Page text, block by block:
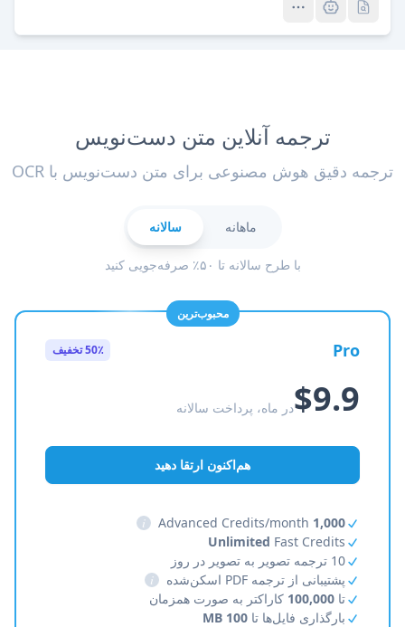
ترجمه آنلاین متن دست‌نویس
ترجمه دقیق هوش مصنوعی برای متن دست‌نویس با OCR
ماهانه سالانه
با طرح سالانه تا ۵۰٪ صرفه‌جویی کنید
محبوب‌ترین
Pro 50٪ تخفیف
$9.9در ماه، پرداخت سالانه
هم‌اکنون ارتقا دهید
1,000
i
Unlimited Fast Credits
10 ترجمه تصویر به تصویر در روز
پشتیبانی از ترجمه PDF اسکن‌شده
i
تا 100,000 کاراکتر به صورت همزمان
بارگذاری فایل‌ها تا 100 MB